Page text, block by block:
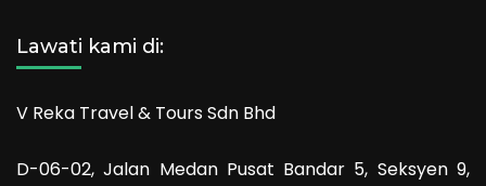
Lawati kami di:
V Reka Travel & Tours Sdn Bhd
D-06-02, Jalan Medan Pusat Bandar 5, Seksyen 9,